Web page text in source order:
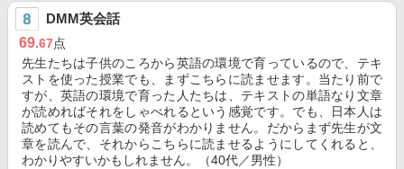
DMM英会話
69.67点
先生たちは子供のころから英語の環境で育っているので、テキ
ストを使った授業でも、まずこちらに読ませます。当たり前で
すが、英語の環境で育った人たちは、テキストの単語なり文章
が読めればそれをしゃべれるという感覚です。でも、日本人は
読めてもその言葉の発音がわかりません。だからまず先生が文
章を読んで、それからこちらに読ませるようにしてくれると、
わかりやすいかもしれません。（40代／男性）